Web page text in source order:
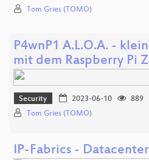
Tom Gries (TOMO)
P4wnP1 A.L.O.A. -
mit dem Raspberry Pi
Security 2023-06-10
889
Tom Gries (TOMO)
IP-Fabrics -